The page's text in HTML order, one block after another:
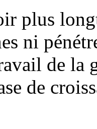
plus
ni
de la
de